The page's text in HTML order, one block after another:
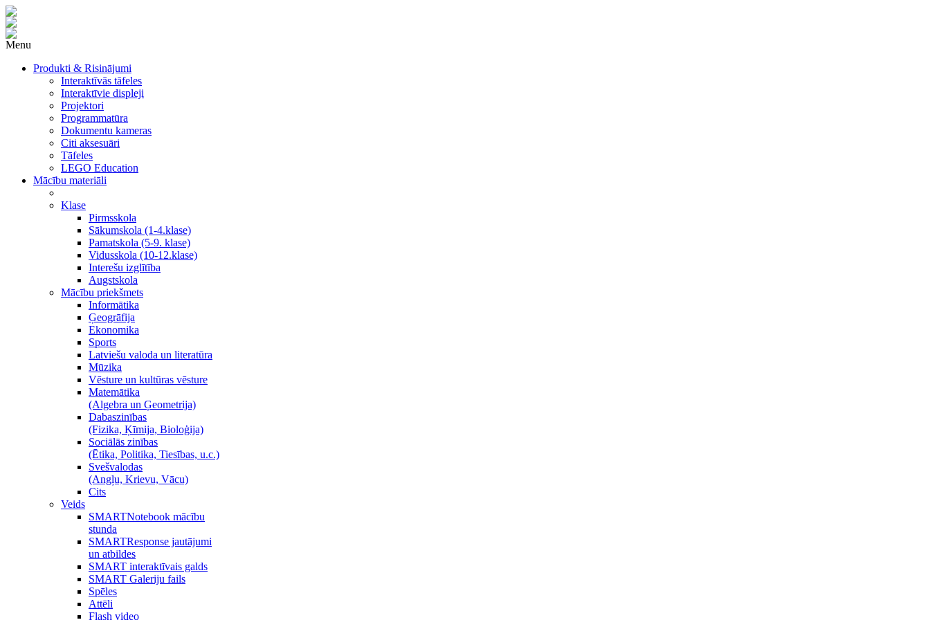
Menu
Produkti & Risinājumi
Interaktīvās tāfeles
Interaktīvie displeji
Projektori
Programmatūra
Dokumentu kameras
Citi aksesuāri
Tāfeles
LEGO Education
Mācību materiāli
Klase
Pirmsskola
Sākumskola (1-4.klase)
Pamatskola (5-9. klase)
Vidusskola (10-12.klase)
Interešu izglītība
Augstskola
Mācību priekšmets
Informātika
Ģeogrāfija
Ekonomika
Sports
Latviešu valoda un literatūra
Mūzika
Vēsture un kultūras vēsture
Matemātika
(Algebra un Ģeometrija)
Dabaszinības
(Fizika, Ķīmija, Bioloģija)
Sociālās zinības
(Ētika, Politika, Tiesības, u.c.)
Svešvalodas
(Angļu, Krievu, Vācu)
Cits
Veids
SMARTNotebook mācību
stunda
SMARTResponse jautājumi
un atbildes
SMART interaktīvais galds
SMART Galeriju fails
Spēles
Attēli
Flash video